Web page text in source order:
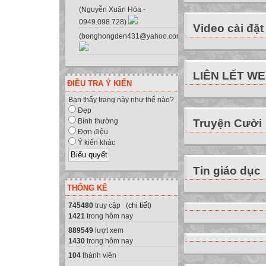
(Nguyễn Xuân Hóa -
0949.098.728)
(bonghongden431@yahoo.com.vn)
ĐIỀU TRA Ý KIẾN
Bạn thấy trang này như thế nào?
Đẹp
Bình thường
Đơn điệu
Ý kiến khác
THỐNG KÊ
745480 truy cập (chi tiết)
1421 trong hôm nay
889549 lượt xem
1430 trong hôm nay
104 thành viên
14 Vàng Mí
15 Lù Mí Dế 4/
16 Mua Mí Hờ
17 Vàng Mí Chứ
19 Vàng Mí
20 Chấu A Đanh
21 Giàng Thị
22 Vàng Mí Lầu
24 Giàng Mí Pó
25 Vàng Mí Sính
26 Sùng Mí Sò
27 Hoàng Thị
28 Mua Mí Pó 9/
29 Vương Văn
30 Thào Mí Chứ
31 Lù Thị Hờ
Video cài đặt
LIÊN LẾT
Truyện Cười
Tin giáo dục